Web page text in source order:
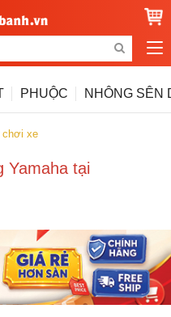
PHUỘC NHÔNG SÊN
chơi xe
Yamaha tại